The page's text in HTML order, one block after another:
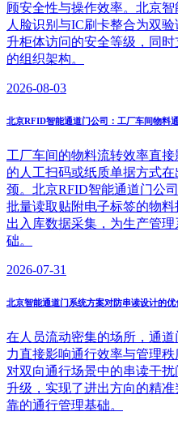
顾安全性与操作效率。北京
人脸识别与IC刷卡整合为双
升柜体访问的安全等级，同
的组织架构。
2026-08-03
北京RFID智能通道门公司：工厂车间物料
工厂车间的物料流转效率直
的人工扫码或纸质单据方式
颈。北京RFID智能通道门公
批量读取贴附电子标签的物
出入库数据采集，为生产管
础。
2026-07-31
北京智能通道门系统方案对防串读设计的优
在人员流动密集的场所，通
力直接影响通行效率与管理
对双向通行场景中的串读干
升级，实现了进出方向的精
靠的通行管理基础。